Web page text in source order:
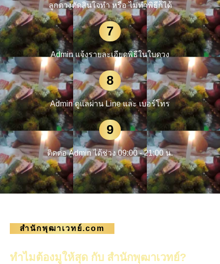
ลูกดวงตัดสินใจทำ หรือ ไม่ทำพิธีก็ได้
7
Admin แจ้งรายละเอียดพิธีในใบดวง
8
Admin ดูแลผ่าน Line และ เบอร์โทร
9
ติดต่อ Admin ได้ช่วง 09:00 - 21:00 น.
สำนักพุฒาเวทย์.com
ทำไมต้องมูให้สุด กับ สำนักพุฒาเวทย์?